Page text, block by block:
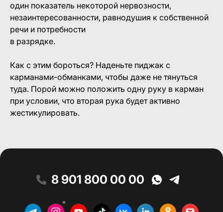
один показатель некоторой нервозности,
незаинтересованности, равнодушия к собственной
речи и потребности
в разрядке.
Как с этим бороться? Наденьте пиджак с
карманами-обманками, чтобы даже не тянуться
туда. Порой можно положить одну руку в карман
при условии, что вторая рука будет активно
жестикулировать.
8 901 800 00 00
*